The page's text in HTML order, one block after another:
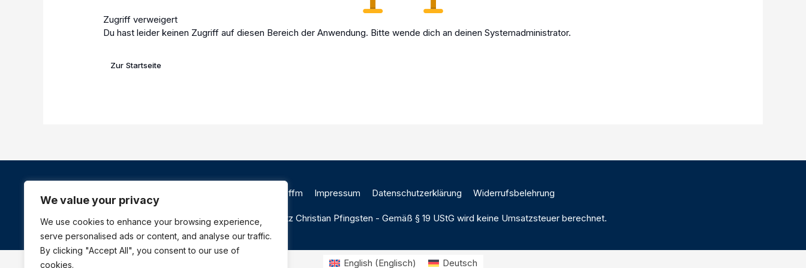
We value your privacy
We use cookies to enhance your browsing experience,
serve personalised ads or content, and analyse our traffic.
By clicking "Accept All", you consent to our use of
cookies.
Zugriff verweigert
Du hast leider keinen Zugriff auf diesen Bereich der Anwendung. Bitte wende dich an deinen Systemadministrator.
Zur Startseite
Bio-Link ffm Impressum Datenschutzerklärung Widerrufsbelehrung
Copyright © 2026 Lutz Christian Pfingsten - Gemäß § 19 UStG wird keine Umsatzsteuer berechnet.
English (Englisch) Deutsch